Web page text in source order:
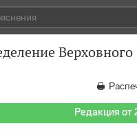
Редакция от